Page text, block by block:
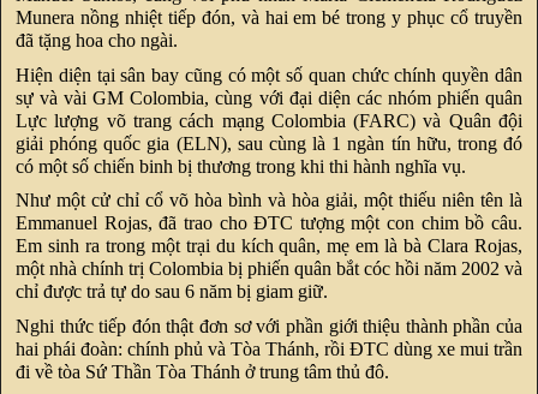
Munera nồng nhiệt tiếp đón, và hai em bé trong y phục cổ truyền
đã tặng hoa cho ngài.
Hiện diện tại sân bay cũng có một số quan chức chính quyền dân
sự và vài GM Colombia, cùng với đại diện các nhóm phiến quân
Lực lượng võ trang cách mạng Colombia (FARC) và Quân đội
giải phóng quốc gia (ELN), sau cùng là 1 ngàn tín hữu, trong đó
có một số chiến binh bị thương trong khi thi hành nghĩa vụ.
Như một cử chỉ cổ võ hòa bình và hòa giải, một thiếu niên tên là
Emmanuel Rojas, đã trao cho ĐTC tượng một con chim bồ câu.
Em sinh ra trong một trại du kích quân, mẹ em là bà Clara Rojas,
một nhà chính trị Colombia bị phiến quân bắt cóc hồi năm 2002 và
chỉ được trả tự do sau 6 năm bị giam giữ.
Nghi thức tiếp đón thật đơn sơ với phần giới thiệu thành phần của
hai phái đoàn: chính phủ và Tòa Thánh, rồi ĐTC dùng xe mui trần
đi về tòa Sứ Thần Tòa Thánh ở trung tâm thủ đô.